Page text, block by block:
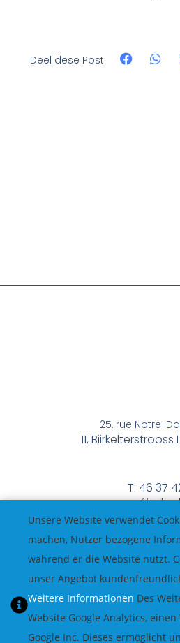
Deel dëse Post:
25, rue Notre-
11,
T: 46 37
méindes
Unsere Website verwendet
machen, Nutzer bezogene
während er die Website nutzt.
unser Angebot
Weitere Informationen Des
Website Google Analytics,
Google Inc. Dieses ermöglicht